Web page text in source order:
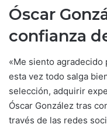
Óscar
confianza
«Me siento agradecido
esta vez todo salga
selección, adquirir
Óscar González tras
través de las redes